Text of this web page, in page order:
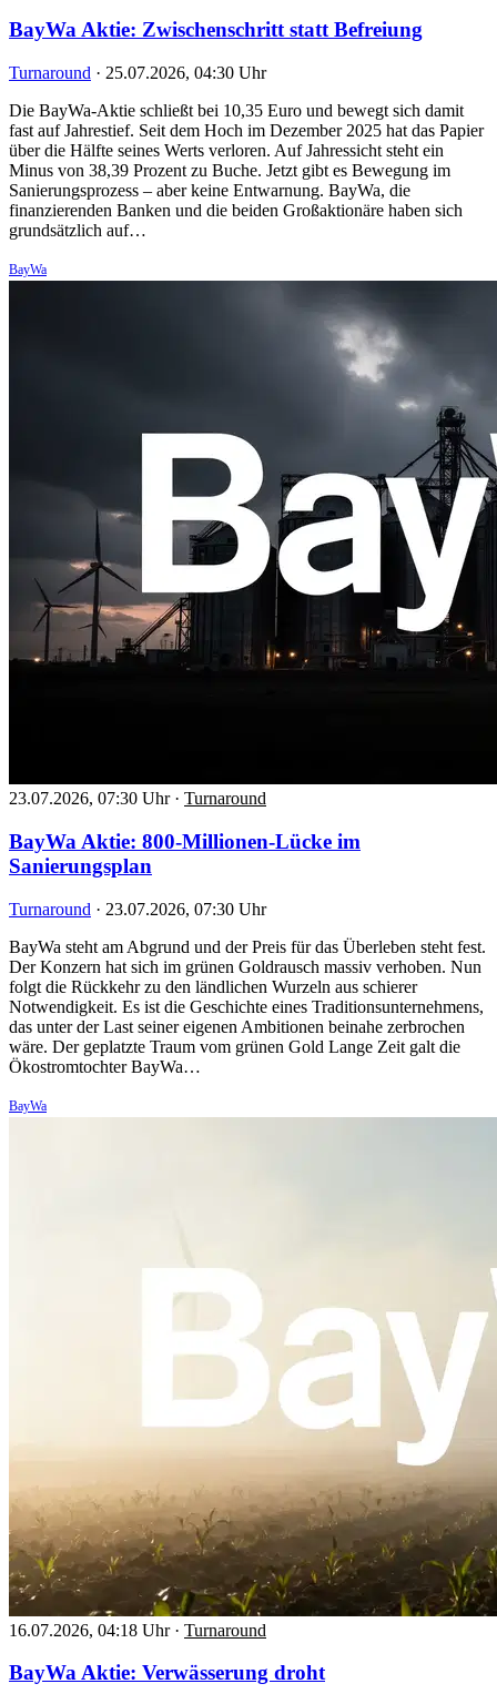
BayWa Aktie: Zwischenschritt statt Befreiung
Turnaround · 25.07.2026, 04:30 Uhr
Die BayWa-Aktie schließt bei 10,35 Euro und bewegt sich damit
fast auf Jahrestief. Seit dem Hoch im Dezember 2025 hat das Papier
über die Hälfte seines Werts verloren. Auf Jahressicht steht ein
Minus von 38,39 Prozent zu Buche. Jetzt gibt es Bewegung im
Sanierungsprozess – aber keine Entwarnung. BayWa, die
finanzierenden Banken und die beiden Großaktionäre haben sich
grundsätzlich auf…
BayWa
23.07.2026, 07:30 Uhr · Turnaround
BayWa Aktie: 800-Millionen-Lücke im
Sanierungsplan
Turnaround · 23.07.2026, 07:30 Uhr
BayWa steht am Abgrund und der Preis für das Überleben steht fest.
Der Konzern hat sich im grünen Goldrausch massiv verhoben. Nun
folgt die Rückkehr zu den ländlichen Wurzeln aus schierer
Notwendigkeit. Es ist die Geschichte eines Traditionsunternehmens,
das unter der Last seiner eigenen Ambitionen beinahe zerbrochen
wäre. Der geplatzte Traum vom grünen Gold Lange Zeit galt die
Ökostromtochter BayWa…
BayWa
16.07.2026, 04:18 Uhr · Turnaround
BayWa Aktie: Verwässerung droht